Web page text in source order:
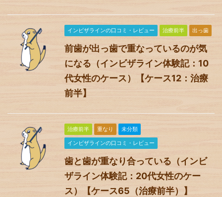
インビザラインの口コミ・レビュー 治療前半 出っ歯
前歯が出っ歯で重なっているのが気
になる（インビザライン体験記：10
代女性のケース）【ケース12：治療
前半】
治療前半 重なり
未分類
インビザラインの口コミ・レビュー
歯と歯が重なり合っている（インビ
ザライン体験記：20代女性のケー
ス）【ケース65（治療前半）】